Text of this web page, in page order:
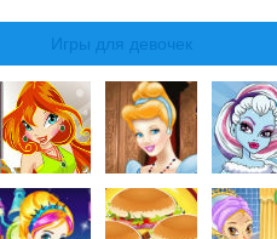
Игры для девочек